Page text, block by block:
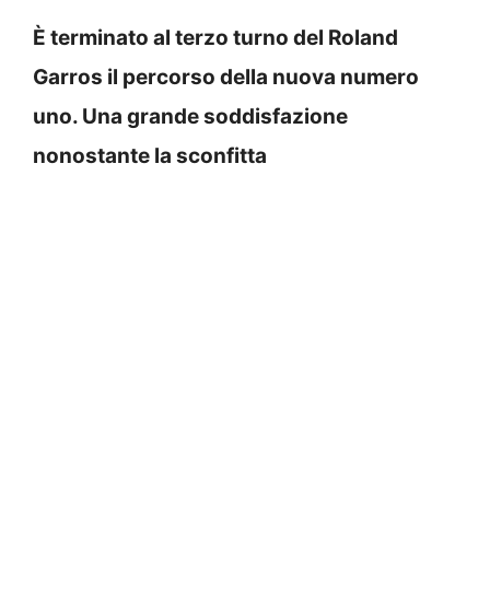
È terminato al terzo turno del Roland
Garros il percorso della nuova numero
uno. Una grande soddisfazione
nonostante la sconfitta